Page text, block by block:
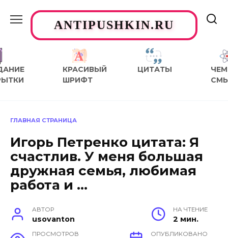
содержаниюANTIPUSHKIN.RU
КРАСИВЫЙ
ШРИФТ
ЦИТАТЫ
ЧЕМ
ГЛАВНАЯ СТРАНИЦА
Игорь Петренко цитата: Я
счастлив. У меня большая
дружная семья, любимая
работа и …
АВТОР
usovanton
НА ЧТЕНИЕ
2 мин.
ПРОСМОТРОВ ОПУБЛИКОВАНО